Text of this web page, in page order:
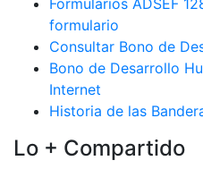
Formularios ADSEF
formulario
Consultar Bono de
Bono de Desarrollo
Internet
Historia de las
Lo + Compartido